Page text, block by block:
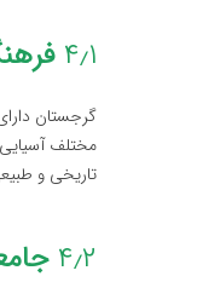
۴٫۱
گرجستان
مختلف
تاریخی و
۴٫۲